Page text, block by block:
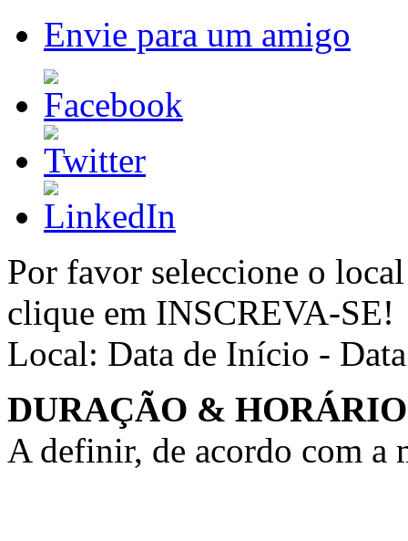
Envie para um amigo
Por favor seleccione o
clique em INSCREVA-SE!
Local: Data de Início -
DURAÇÃO & HORÁRIO
A definir, de acordo com a